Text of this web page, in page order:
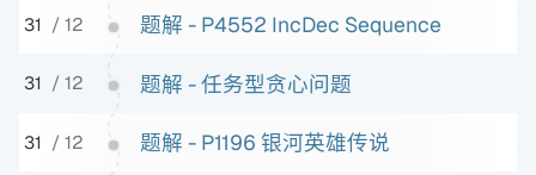
31 / 12 题解 - P4552 IncDec Sequence
31 / 12 题解 - 任务型贪心问题
31 / 12 题解 - P1196 银河英雄传说